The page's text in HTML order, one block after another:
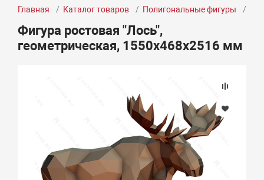
Главная Каталог товаров Полигональные фигуры
Фигура ростовая "Лось",
геометрическая, 1550х468х2516 мм